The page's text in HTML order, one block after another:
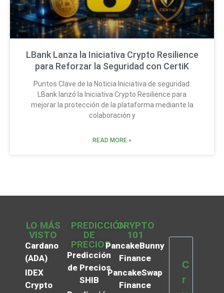
LBank Lanza la Iniciativa Crypto Resilience
para Reforzar la Seguridad con CertiK
Puntos Clave de la Noticia Iniciativa de seguridad:
LBank lanzó la Iniciativa Crypto Resilience para
mejorar la protección de la plataforma mediante la
colaboración y
READ MORE »
LO MÁS
VISTO
Cardano
(ADA)
IDEX
Crypto
PREDICCIÓN
DE
PRECIOS
Predicción
de Precios
SHIB
CRYPTO
101
PancakeBunny
Finance
PancakeSwap
Finance
C
r